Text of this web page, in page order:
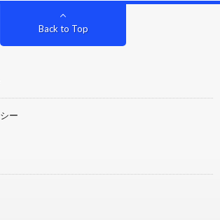
Back to Top
ー